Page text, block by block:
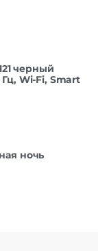
черный
Wi-Fi, Smart
ночь